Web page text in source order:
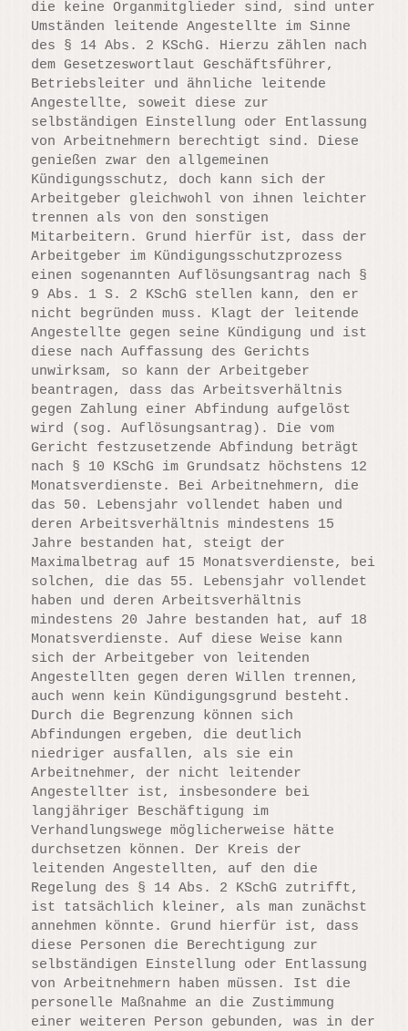
die keine Organmitglieder sind, sind unter
Umständen leitende Angestellte im Sinne
des § 14 Abs. 2 KSchG. Hierzu zählen nach
dem Gesetzeswortlaut Geschäftsführer,
Betriebsleiter und ähnliche leitende
Angestellte, soweit diese zur
selbständigen Einstellung oder Entlassung
von Arbeitnehmern berechtigt sind. Diese
genießen zwar den allgemeinen
Kündigungsschutz, doch kann sich der
Arbeitgeber gleichwohl von ihnen leichter
trennen als von den sonstigen
Mitarbeitern. Grund hierfür ist, dass der
Arbeitgeber im Kündigungsschutzprozess
einen sogenannten Auflösungsantrag nach §
9 Abs. 1 S. 2 KSchG stellen kann, den er
nicht begründen muss. Klagt der leitende
Angestellte gegen seine Kündigung und ist
diese nach Auffassung des Gerichts
unwirksam, so kann der Arbeitgeber
beantragen, dass das Arbeitsverhältnis
gegen Zahlung einer Abfindung aufgelöst
wird (sog. Auflösungsantrag). Die vom
Gericht festzusetzende Abfindung beträgt
nach § 10 KSchG im Grundsatz höchstens 12
Monatsverdienste. Bei Arbeitnehmern, die
das 50. Lebensjahr vollendet haben und
deren Arbeitsverhältnis mindestens 15
Jahre bestanden hat, steigt der
Maximalbetrag auf 15 Monatsverdienste, bei
solchen, die das 55. Lebensjahr vollendet
haben und deren Arbeitsverhältnis
mindestens 20 Jahre bestanden hat, auf 18
Monatsverdienste. Auf diese Weise kann
sich der Arbeitgeber von leitenden
Angestellten gegen deren Willen trennen,
auch wenn kein Kündigungsgrund besteht.
Durch die Begrenzung können sich
Abfindungen ergeben, die deutlich
niedriger ausfallen, als sie ein
Arbeitnehmer, der nicht leitender
Angestellter ist, insbesondere bei
langjähriger Beschäftigung im
Verhandlungswege möglicherweise hätte
durchsetzen können. Der Kreis der
leitenden Angestellten, auf den die
Regelung des § 14 Abs. 2 KSchG zutrifft,
ist tatsächlich kleiner, als man zunächst
annehmen könnte. Grund hierfür ist, dass
diese Personen die Berechtigung zur
selbständigen Einstellung oder Entlassung
von Arbeitnehmern haben müssen. Ist die
personelle Maßnahme an die Zustimmung
einer weiteren Person gebunden, was in der